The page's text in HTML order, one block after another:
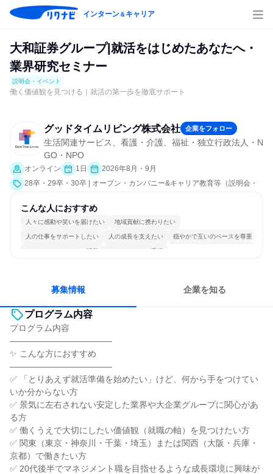
インターン＆キャリア
大和証券グループ|就活をはじめたあなたへ・
業界研究セミナー
説明会・イベント
働く価値観を見つける｜就活の第一歩を徹底サポート
グッドタイムリビング株式会社 企業をフォロー
生活関連サービス、看護・介護、福祉・独立行政法人・N
GO・NPO
オンライン 1日
2026年8月・9月
28卒・29卒・30卒 | オープン・カンパニー&キャリア教育等（説明会・
こんな人におすすめ
人々に感動や笑いを届けたい 地域貢献に携わりたい
人の仕事をサポートしたい 人の成長を支えたい 穏やかで互いのペースを尊重
コミュニケーションが活発 チームワークを重視
募集情報 企業を知る
プログラム内容
プログラム内容
――――――――――――
✨ こんな方におすすめ
――――――――――――
✅ 「とりあえず就活準備を始めたい」けど、何から手をつけてい
いか分からない方
✅ 景気に左右されない安定した業界や大企業グループに関心があ
る方
✅ 働くうえで大切にしたい価値観（就職の軸）を見つけたい方
✅ 関東（東京・神奈川・千葉・埼玉）または関西（大阪・兵庫・
京都）で働きたい方
✅ 20代後半でマネジメント職を目指せるような成長環境に興味が